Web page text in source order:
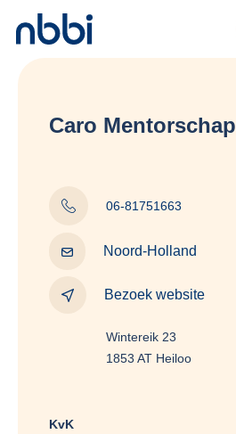
Caro Mentorschap
06-81751663
Noord-Holland
Bezoek website
Wintereik 23
1853 AT Heiloo
KvK